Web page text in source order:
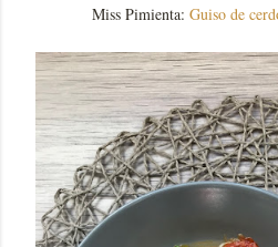
Miss Pimienta: Guiso de